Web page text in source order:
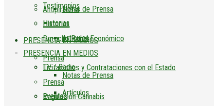
Notas de Prensa
Artículos
TV / Radio
Eventos
Historias
PRESENCIA EN MEDIOS
Prensa
Antipiratería
Derecho Penal Económico
Licitaciones y Contrataciones con el Estado
Regulación Cannabis
Testimonios
Historias
PRESENCIA EN MEDIOS
Prensa
Notas de Prensa
Artículos